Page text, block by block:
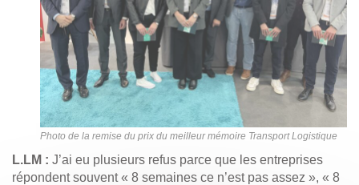
Photo de la remise du prix du meilleur mémoire Transport Logistique
L.LM : J’ai eu plusieurs refus parce que les entreprises
répondent souvent « 8 semaines ce n’est pas assez », « 8